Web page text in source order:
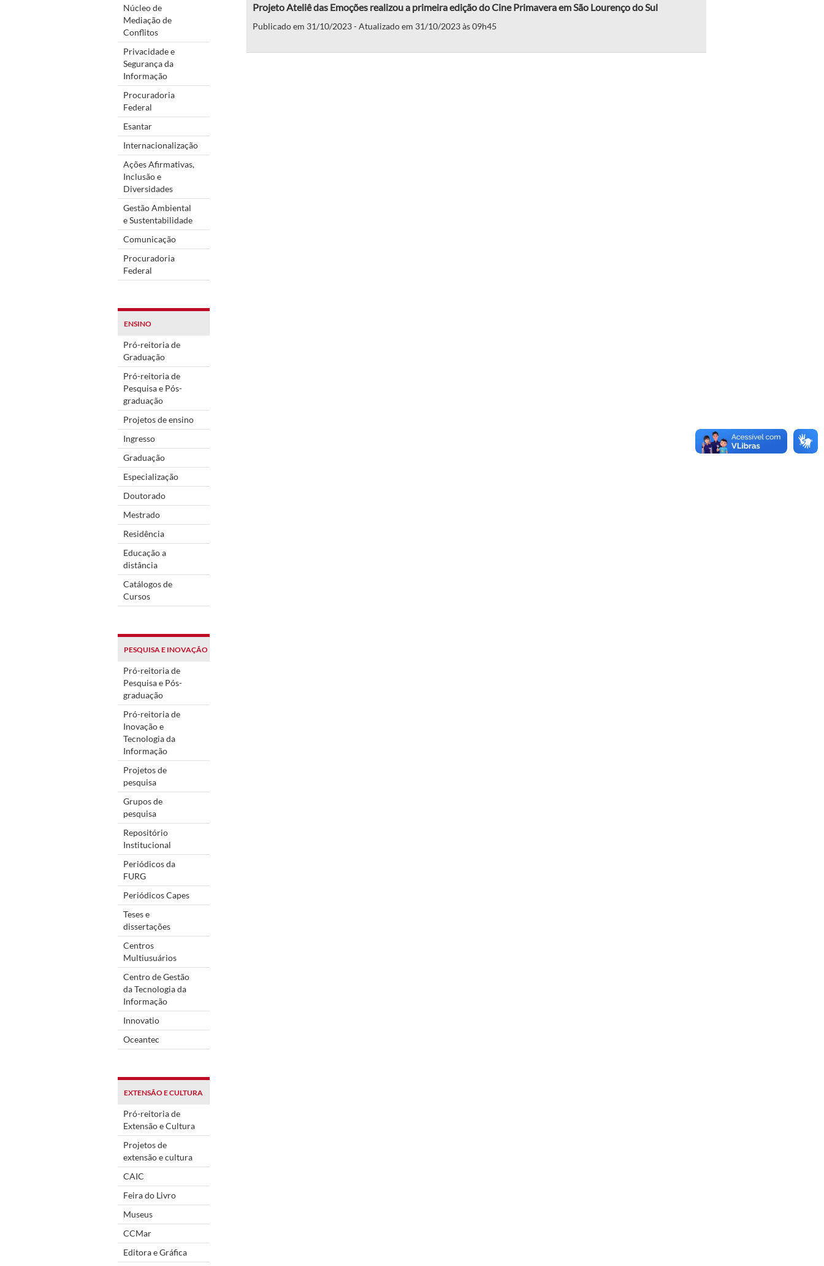
Núcleo de
Mediação de
Conflitos
Privacidade e
Segurança da
Informação
Procuradoria
Federal
Esantar
Internacionalização
Ações Afirmativas,
Inclusão e
Diversidades
Gestão Ambiental
e Sustentabilidade
Comunicação
Procuradoria
Federal
ENSINO
Pró-reitoria de
Graduação
Pró-reitoria de
Pesquisa e Pós-
graduação
Projetos de ensino
Ingresso
Graduação
Especialização
Doutorado
Mestrado
Residência
Educação a
distância
Catálogos de
Cursos
PESQUISA E INOVAÇÃO
Pró-reitoria de
Pesquisa e Pós-
graduação
Pró-reitoria de
Inovação e
Tecnologia da
Informação
Projetos de
pesquisa
Grupos de
pesquisa
Repositório
Institucional
Periódicos da
FURG
Periódicos Capes
Teses e
dissertações
Centros
Multiusuários
Centro de Gestão
da Tecnologia da
Informação
Innovatio
Oceantec
EXTENSÃO E CULTURA
Pró-reitoria de
Extensão e Cultura
Projetos de
extensão e cultura
CAIC
Feira do Livro
Museus
CCMar
Editora e Gráfica
Projeto Ateliê das Emoções realizou a primeira edição do Cine Primavera em São Lourenço do Sul
Publicado em 31/10/2023 - Atualizado em 31/10/2023 às 09h45